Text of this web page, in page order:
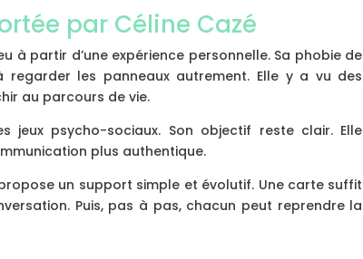
par Céline Cazé
à partir d’une expérience personnelle. Sa phobie de
regarder les panneaux autrement. Elle y a vu des
au parcours de vie.
jeux psycho-sociaux. Son objectif reste clair. Elle
plus authentique.
un support simple et évolutif. Une carte suffit
Puis, pas à pas, chacun peut reprendre la